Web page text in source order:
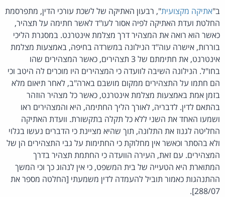
ב"אתיקה מקצועית", רבעון האתיקה של לשכת עורכי הדין, מתפרסמת
החלטת ועדת האתיקה לפיה אסור לעו"ד לאשר חתימה על תצהיר,
כאשר הוא רואה את המצהיר דרך מצלמת אינטרנט. במסגרת הליכי
בוררות, אישרה עוה"ד הנילונה במשרדה בחיפה, באמצעות מצלמת
אינטרנט, את חתימתם של 3 תצהירים, כאשר המצהירים שהו
בחו"ל. הנילונה השיבה לוועדה כי המצהירים היו מוכרים לה היטב וכי
הם חתמו על התצהירים ממקום מושבם בארה"ב, לאחר תיאום מלא
בזמן אמת באמצעות מצלמת אינטרנט, כאשר כל מצהיר הוזהר
בהתאם לדין. לדבריה, לאורך הליך החתימה, היא והמצהירים ראו
ושמעו האחד את השני ללא כל תקלה בתקשורת. וועדת האתיקה
החליטה לגנוז את התלונה, תוך שהיא מציינת כי הדברים נעשו בגלוי
ולא בהסתר וכאשר אין מחלוקת כי החתימות על גבי התצהירים הן של
המצהירים. עם זאת, העירה הוועדה כי החתמת תצהיר בדרך
המתוארת היא הטעייה של בית המשפט, כי אין לנהוג כך וכי המשך
ההתנהגות כאמור תוביל להעמדה לדין משמעתי [החלטה מספר את
288/07].